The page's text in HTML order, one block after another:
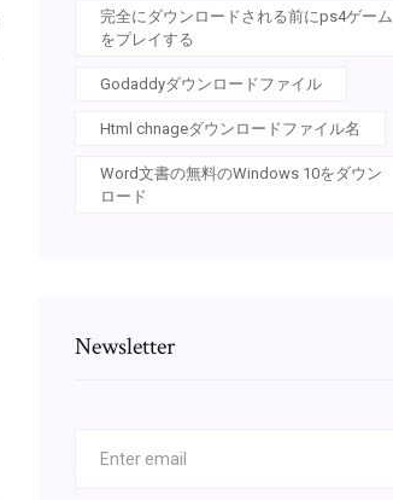
完全にダウンロードされる前にps4ゲーム
をプレイする
Godaddyダウンロードファイル
Html chnageダウンロードファイル名
Word文書の無料のWindows 10をダウン
ロード
Newsletter